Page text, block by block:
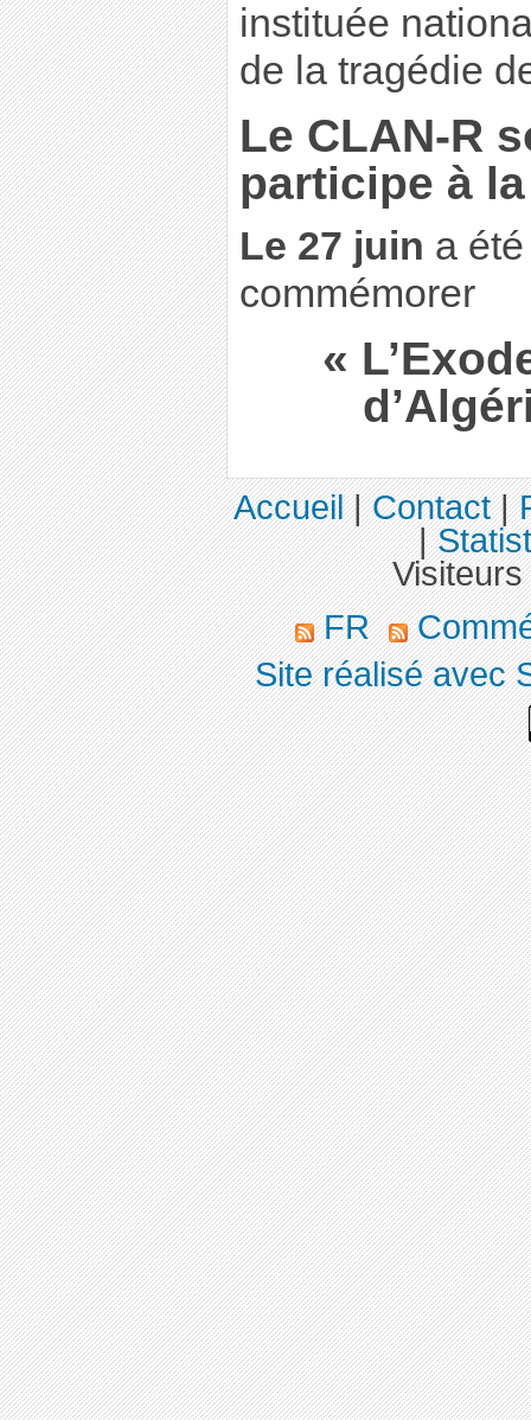
instituée
de la tragédie
Le CLAN-R
participe à
Le 27 juin a
commémorer
«
Accueil|Contact|
|
FR
Site réalisé avec